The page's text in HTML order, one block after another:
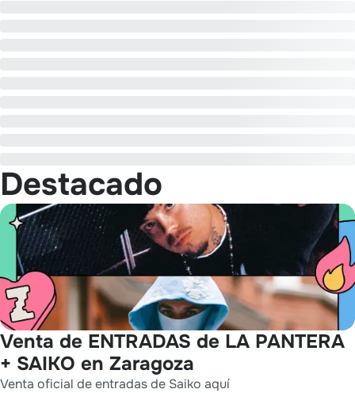
Destacado
Venta de ENTRADAS de LA PANTERA
+ SAIKO en Zaragoza
Venta oficial de entradas de Saiko aquí